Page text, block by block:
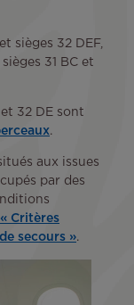
sièges 32 DEF,
31 BC et
et 32 DE sont
.
aux issues
par des
« Critères
secours ».